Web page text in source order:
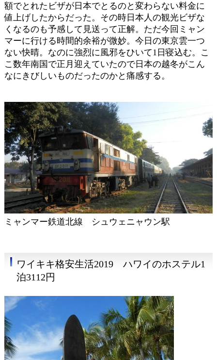
額でとれたビザが日本でとるのと変わらない料金に
値上げしたからだった。その時日本人の観光ビザな
くなるのも予感して見送って正解。ただ今回ミャン
マーに行ける時間的余裕が微妙。今日の東京雲一つ
ない快晴。なのに強烈に風邪をひいて1日寝込む。こ
こ数年南国で正月迎えていたので日本の越冬がこん
なにきびしいものだったのかと痛感する。
ミャンマー鉄道北線 シュウェニャウン駅
ワイキキ格安生活2019 ハワイのホステル1
泊3112円